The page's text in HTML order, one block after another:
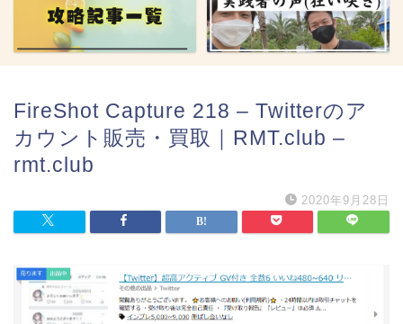
FireShot Capture 218 – Twitterのア
カウント販売・買取｜RMT.club –
rmt.club
2020年9月28日